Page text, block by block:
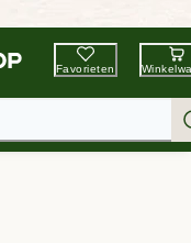
& Dier
Favorieten